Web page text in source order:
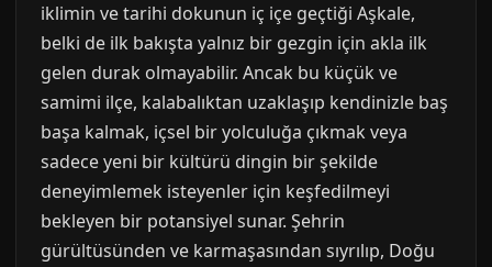
iklimin ve tarihi dokunun iç içe geçtiği Aşkale,
belki de ilk bakışta yalnız bir gezgin için akla ilk
gelen durak olmayabilir. Ancak bu küçük ve
samimi ilçe, kalabalıktan uzaklaşıp kendinizle baş
başa kalmak, içsel bir yolculuğa çıkmak veya
sadece yeni bir kültürü dingin bir şekilde
deneyimlemek isteyenler için keşfedilmeyi
bekleyen bir potansiyel sunar. Şehrin
gürültüsünden ve karmaşasından sıyrılıp, Doğu